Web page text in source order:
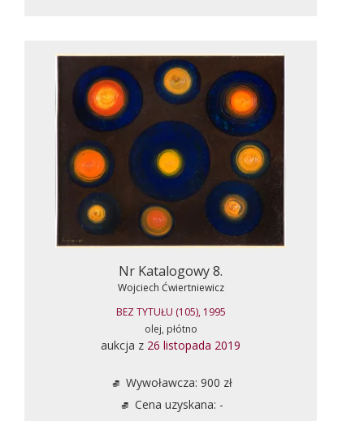
Nr Katalogowy 8.
Wojciech Ćwiertniewicz
BEZ TYTUŁU (105), 1995
olej, płótno
aukcja z 26 listopada 2019
Wywoławcza: 900 zł
Cena uzyskana: -